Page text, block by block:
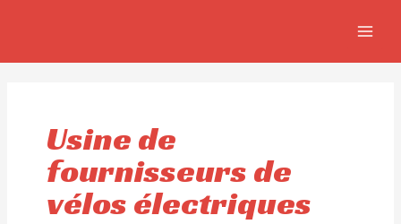
Usine de
fournisseurs de
vélos électriques